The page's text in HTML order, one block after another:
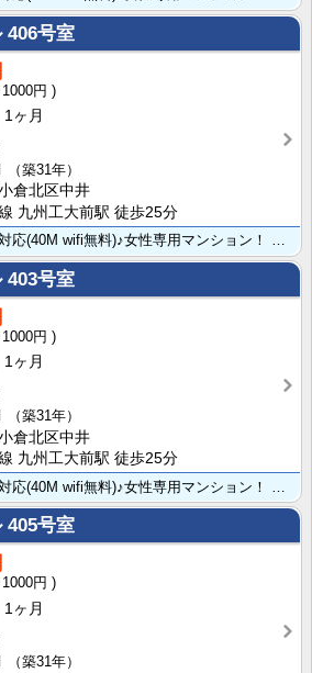
406号室
1000円
1ヶ月
（築31年）
倉北区中井
九州工大前駅 徒歩25分
★J:COMインマイルーム対応(40M wifi無料)♪女性専用マンション！ コンビニやスーパー・シ･･･
403号室
1000円
1ヶ月
（築31年）
倉北区中井
九州工大前駅 徒歩25分
405号室
1000円
1ヶ月
（築31年）